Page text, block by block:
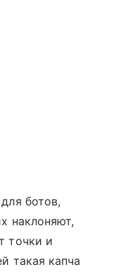
ботов,
наклоняют,
точки и
такая капча